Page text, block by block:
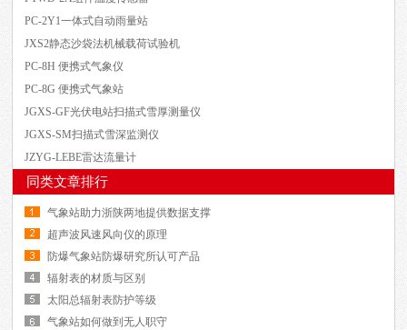
PC-2Y1一体式自动雨量站
JXS2静态沙袋法机械载荷试验机
PC-8H 便携式气象仪
PC-8G 便携式气象站
JGXS-GF光伏电站扫描式雪厚测量仪
JGXS-SM扫描式雪深监测仪
JZYG-LEBE雷达流量计
同类文章排行
气象站助力浙陕两地提供数据支撑
超声波风速风向仪的原理
防爆气象站防爆研究所认可产品
辐射表的材质与区别
太阳总辐射表防护等级
气象站如何做到无人职守